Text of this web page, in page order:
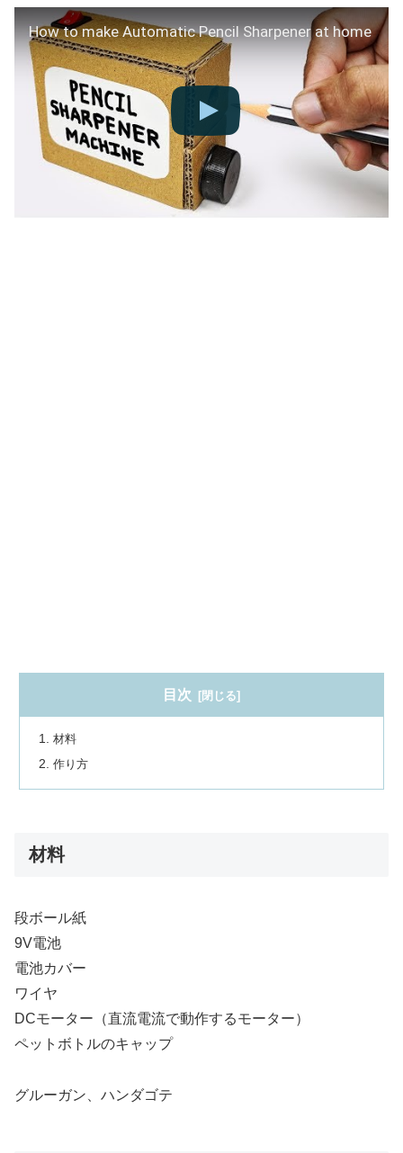
How to make Automatic Pencil Sharpener at home
目次
材料
作り方
材料
段ボール紙
9V電池
電池カバー
ワイヤ
DCモーター（直流電流で動作するモーター）
ペットボトルのキャップ
グルーガン、ハンダゴテ